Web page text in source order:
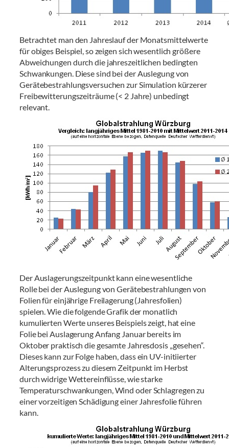
Betrachtet man den Jahreslauf der Monatsmittelwerte
für obiges Beispiel, so zeigen sich wesentlich größere
Abweichungen durch die jahreszeitlichen bedingten
Schwankungen. Diese sind bei der Auslegung von
Gerätebestrahlungsversuchen zur Simulation kürzerer
Freibewitterungszeiträume (< 2 Jahre) unbedingt
relevant.
Der Auslagerungszeitpunkt kann eine wesentliche
Rolle bei der Auslegung von Gerätebestrahlungen von
Folien für einjährige Freilagerung (Jahresfolien)
spielen. Wie die folgende Grafik der monatlich
kumulierten Werte unseres Beispiels zeigt, hat eine
Folie bei Auslagerung Anfang Januar bereits im
Oktober praktisch die gesamte Jahresdosis „gesehen“.
Dieses kann zur Folge haben, dass ein UV-initiierter
Alterungsprozess zu diesem Zeitpunkt im Herbst
durch widrige Wettereinflüsse, wie starke
Temperaturschwankungen, Wind oder Schlagregen zu
einer vorzeitigen Schädigung einer Jahresfolie führen
kann.